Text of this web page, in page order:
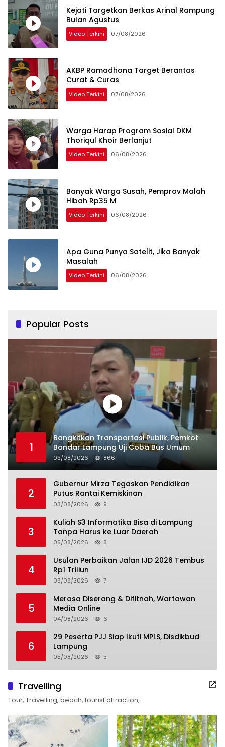
Kejati Targetkan Berkas Arinal Rampung
Bulan Agustus
Video Terkini 07/08/2026
AKBP Ramadhona Target Berantas
Curat & Curas
Video Terkini 07/08/2026
Warga Harap Program Sosial DKM
Thoriqul Khoir Berlanjut
Video Terkini 06/08/2026
Banyak Warga Susah, Pemprov Malah
Hibah Rp35 M
Video Terkini 06/08/2026
Apa Guna Punya Satelit, Jika Banyak
Masalah
Video Terkini 06/08/2026
Popular Posts
1
Bangkitkan Transportasi Publik, Pemkot
Bandar Lampung Uji Coba Bus Umum
03/08/2026 866
2
Gubernur Mirza Tegaskan Pendidikan
Putus Rantai Kemiskinan
03/08/2026 9
3
Kuliah S3 Informatika Bisa di Lampung
Tanpa Harus ke Luar Daerah
05/08/2026 8
4
Usulan Perbaikan Jalan IJD 2026 Tembus
Rp1 Triliun
08/08/2026 7
5
Merasa Diserang & Difitnah, Wartawan
Media Online
04/08/2026 6
6
29 Peserta PJJ Siap Ikuti MPLS, Disdikbud
Lampung
05/08/2026 5
Travelling
Tour, Travelling, beach, tourist attraction,